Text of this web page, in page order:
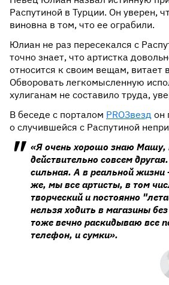
Распутиной в Турции. Он уверен,
виновна в том, что ее ограбили.
Юлиан не раз пересекался с
точно знает, что артистка
относится к своим вещам, витает
Обворовать легкомысленную
хулиганам не составило труда,
В беседе с порталом PROЗвезд он
о случившейся с Распутиной
«Я очень хорошо знаю Машу,
действительно совсем
сильная. А в реальной
же, мы все артисты, в том
творческий и постоянно
нельзя ходить в магазины
тоже вечно раскидываю все
телефон, и сумки».